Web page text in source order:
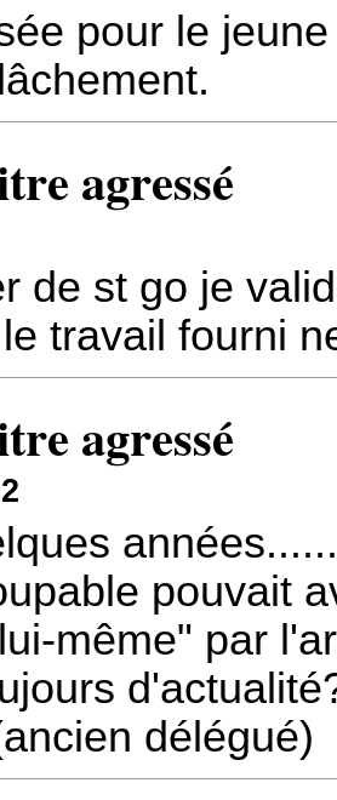
pour le
agressé
de st go je
travail fourni
agressé
pouvait
même" par
délégué)